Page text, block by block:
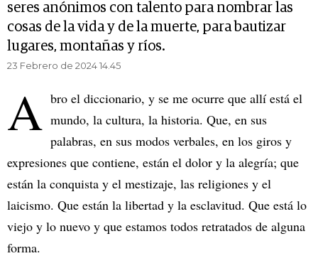
seres anónimos con talento para nombrar las
cosas de la vida y de la muerte, para bautizar
lugares, montañas y ríos.
23 Febrero de 2024 14.45
A bro el diccionario, y se me ocurre que allí está el
mundo, la cultura, la historia. Que, en sus
palabras, en sus modos verbales, en los giros y
expresiones que contiene, están el dolor y la alegría; que
están la conquista y el mestizaje, las religiones y el
laicismo. Que están la libertad y la esclavitud. Que está lo
viejo y lo nuevo y que estamos todos retratados de alguna
forma.